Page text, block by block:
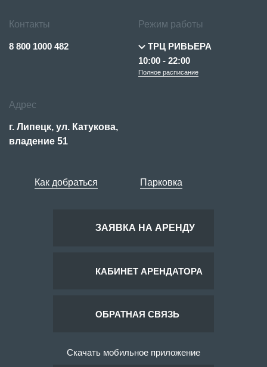
Адрес
г. Липецк, ул. Катукова,
владение 51
Как добраться Парковка
ЗАЯВКА НА АРЕНДУ
Контакты
8 800 1000 482
Режим работы
ТРЦ РИВЬЕРА
10:00 - 22:00
Полное расписание
КАБИНЕТ АРЕНДАТОРА
ОБРАТНАЯ СВЯЗЬ
Скачать мобильное приложение